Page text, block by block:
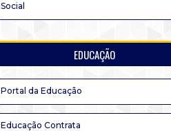
Social
EDUCAÇÃO
Portal da Educação
Educação Contrata